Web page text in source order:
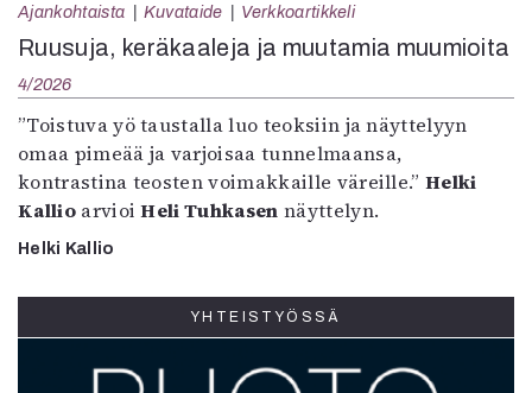
Ajankohtaista Kuvataide Verkkoartikkeli
Ruusuja, keräkaaleja ja muutamia muumioita
4/2026
”Toistuva yö taustalla luo teoksiin ja näyttelyyn
omaa pimeää ja varjoisaa tunnelmaansa,
kontrastina teosten voimakkaille väreille.”Helki
KallioarvioiHeli Tuhkasen näyttelyn.
Helki Kallio
YHTEISTYÖSSÄ